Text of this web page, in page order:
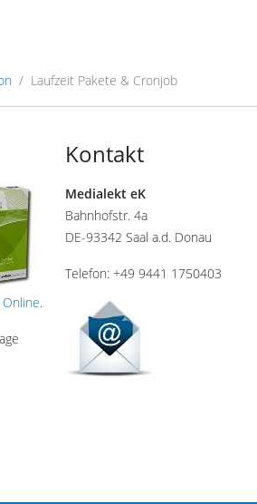
Laufzeit Pakete & Cronjob
Online.
Kontakt
Medialekt eK
Bahnhofstr. 4a
DE-93342 Saal a.d. Donau
Telefon: +49 9441 1750403